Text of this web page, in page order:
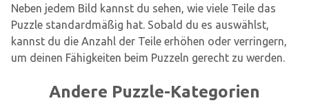
Neben jedem Bild kannst du sehen, wie viele Teile das
Puzzle standardmäßig hat. Sobald du es auswählst,
kannst du die Anzahl der Teile erhöhen oder verringern,
um deinen Fähigkeiten beim Puzzeln gerecht zu werden.
Andere Puzzle-Kategorien